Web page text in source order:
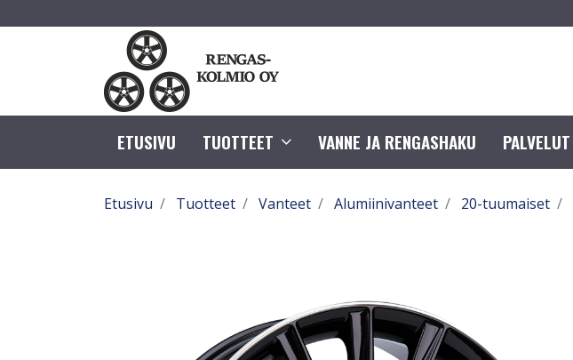
ETUSIVU TUOTTEET VANNE JA RENGASHAKU PALVELUT
Etusivu Tuotteet Vanteet Alumiinivanteet 20-tuumaiset